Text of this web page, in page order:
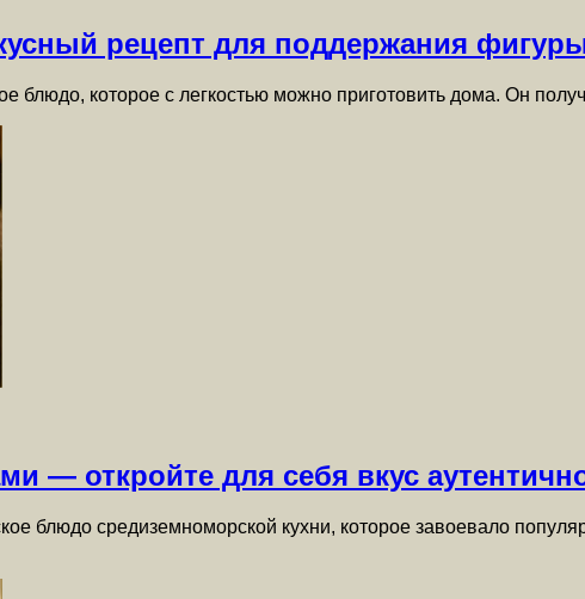
рецепт для поддержания
блюдо, которое с легкостью можно приготовить дома. Он
— откройте для себя вкус
блюдо средиземноморской кухни, которое завоевало